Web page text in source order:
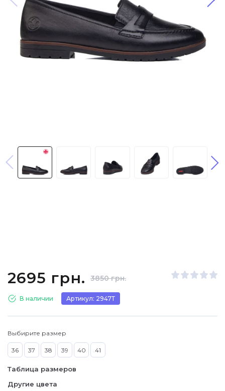
2695 грн. 3850 грн.
В наличии Артикул: 2947Т
Выбирите размер
36 37 38 39 40 41
Таблица размеров
Другие цвета